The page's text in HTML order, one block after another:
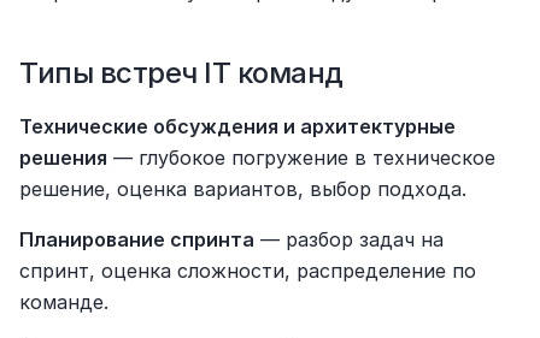
Типы встреч IT команд
Технические обсуждения и архитектурные
решения — глубокое погружение в техническое
решение, оценка вариантов, выбор подхода.
Планирование спринта — разбор задач на
спринт, оценка сложности, распределение по
команде.